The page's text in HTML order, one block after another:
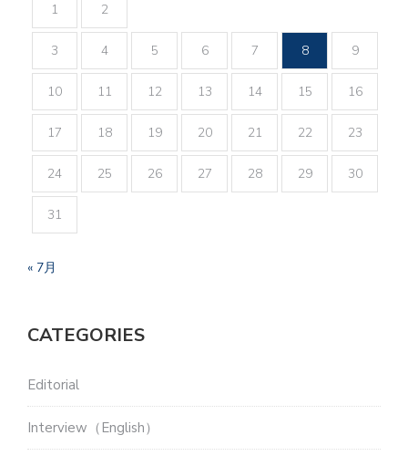
1
2
3 4 5 6 7 8 9
10 11 12 13 14 15 16
17 18 19 20 21 22 23
24 25 26 27 28 29 30
31
« 7月
CATEGORIES
Editorial
Interview（English）